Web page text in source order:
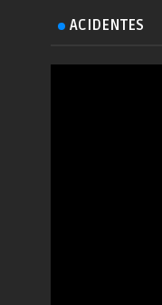
ACIDENTES